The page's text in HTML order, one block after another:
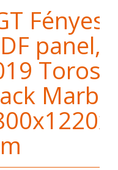
Fényes
panel,
Toros
Marble